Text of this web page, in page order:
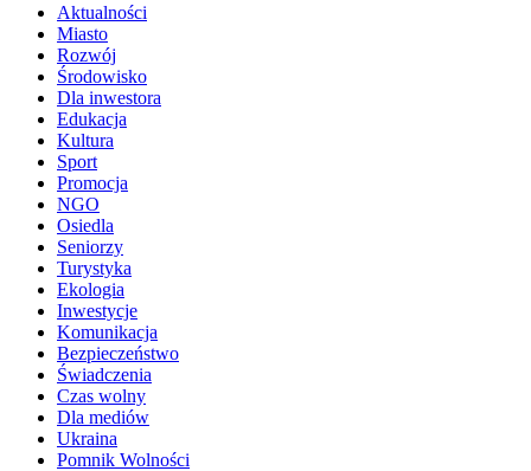
Aktualności
Miasto
Rozwój
Środowisko
Dla inwestora
Edukacja
Kultura
Sport
Promocja
NGO
Osiedla
Seniorzy
Turystyka
Ekologia
Inwestycje
Komunikacja
Bezpieczeństwo
Świadczenia
Czas wolny
Dla mediów
Ukraina
Pomnik Wolności